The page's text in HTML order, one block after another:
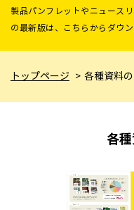
製品パンフレットやニュース
の最新版は、こちらからダウ
トップページ 各種資料
各